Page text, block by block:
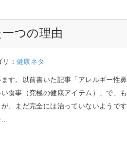
つの理由
： 健康ネタ
す。以前書いた記事「アレルギー性鼻
食事（究極の健康アイテム）」で、
、まだ完全には治っていないようで